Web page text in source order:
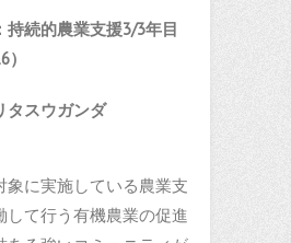
持続的農業支援3/3年目
）
タスウガンダ
象に実施している農業支
して行う有機農業の促進